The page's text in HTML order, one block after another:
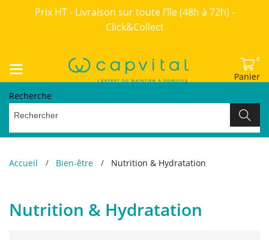
Prix HT - Livraison sur toute l’île (48h à 72h) -
Click&Collect
0
Panier
Recherche
Accueil Bien-être Nutrition & Hydratation
Nutrition & Hydratation